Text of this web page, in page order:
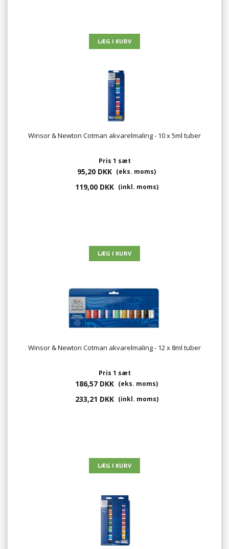
Winsor & Newton Cotman akvarelmaling - 10 x 5ml tuber
Pris 1 sæt
95,20 DKK (eks. moms)
119,00 DKK (inkl. moms)
Winsor & Newton Cotman akvarelmaling - 12 x 8ml tuber
Pris 1 sæt
186,57 DKK (eks. moms)
233,21 DKK (inkl. moms)